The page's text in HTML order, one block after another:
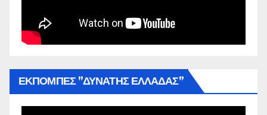
ΕΚΠΟΜΠΕΣ ”ΔΥΝΑΤΗΣ ΕΛΛΑΔΑΣ”